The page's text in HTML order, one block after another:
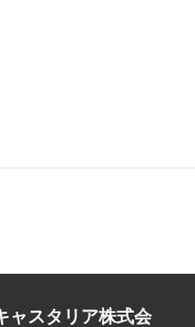
ャスタリア株式会